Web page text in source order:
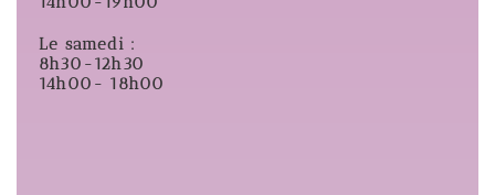
Le samedi :
8h30-12h30
14h00- 18h00